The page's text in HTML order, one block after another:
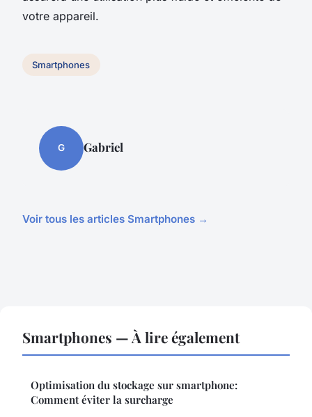
votre appareil.
Smartphones
G Gabriel
Voir tous les articles Smartphones →
Smartphones — À lire également
Optimisation du stockage sur smartphone:
Comment éviter la surcharge